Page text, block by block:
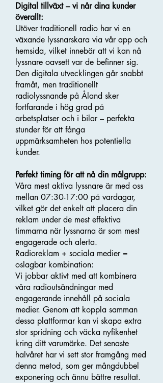
Digital tillväxt – vi når dina kunder
överallt:
Utöver traditionell radio har vi en
växande lyssnarskara via vår app och
hemsida, vilket innebär att vi kan nå
lyssnare oavsett var de befinner sig.
Den digitala utvecklingen går snabbt
framåt, men traditionellt
radiolyssnande på Åland sker
fortfarande i hög grad på
arbetsplatser och i bilar – perfekta
stunder för att fånga
uppmärksamheten hos potentiella
kunder.
Perfekt timing för att nå din målgrupp:
Våra mest aktiva lyssnare är med oss
mellan 07:30-17:00 på vardagar,
vilket gör det enkelt att placera din
reklam under de mest effektiva
timmarna när lyssnarna är som mest
engagerade och alerta.
Radioreklam + sociala medier =
oslagbar kombination:
Vi jobbar aktivt med att kombinera
våra radioutsändningar med
engagerande innehåll på sociala
medier. Genom att koppla samman
dessa plattformar kan vi skapa extra
stor spridning och väcka nyfikenhet
kring ditt varumärke. Det senaste
halvåret har vi sett stor framgång med
denna metod, som ger mångdubbel
exponering och ännu bättre resultat.